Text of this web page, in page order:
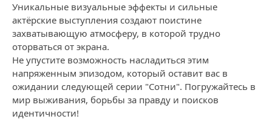
Уникальные визуальные эффекты и сильные
актёрские выступления создают поистине
захватывающую атмосферу, в которой трудно
оторваться от экрана.
Не упустите возможность насладиться этим
напряженным эпизодом, который оставит вас в
ожидании следующей серии "Сотни". Погружайтесь в
мир выживания, борьбы за правду и поисков
идентичности!